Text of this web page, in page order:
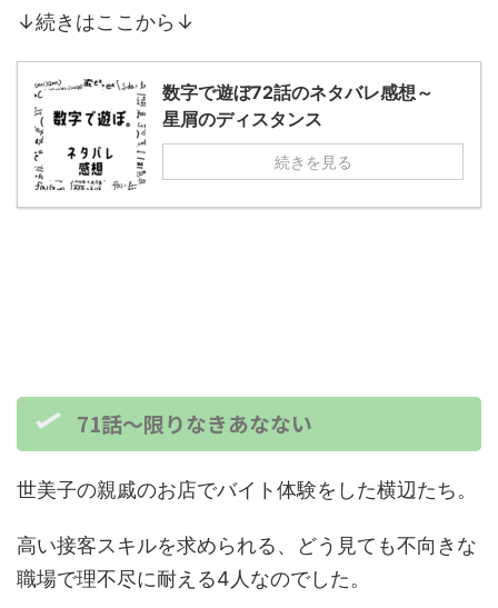
↓続きはここから↓
数字で遊ぼ72話のネタバレ感想～
星屑のディスタンス
続きを見る
71話～限りなきあなない
世美子の親戚のお店でバイト体験をした横辺たち。
高い接客スキルを求められる、どう見ても不向きな
職場で理不尽に耐える4人なのでした。